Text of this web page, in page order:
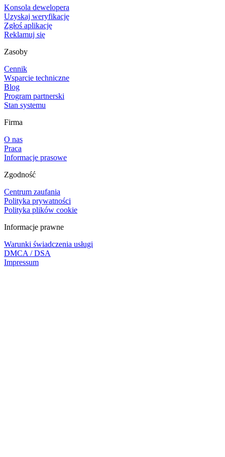
Konsola dewelopera
Uzyskaj weryfikację
Zgłoś aplikację
Reklamuj się
Zasoby
Cennik
Wsparcie techniczne
Blog
Program partnerski
Stan systemu
Firma
O nas
Praca
Informacje prasowe
Zgodność
Centrum zaufania
Polityka prywatności
Polityka plików cookie
Informacje prawne
Warunki świadczenia usługi
DMCA / DSA
Impressum